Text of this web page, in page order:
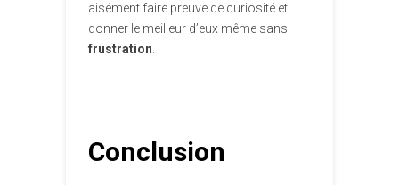
aisément faire preuve de curiosité et
donner le meilleur d’eux même sans
frustration.
Conclusion